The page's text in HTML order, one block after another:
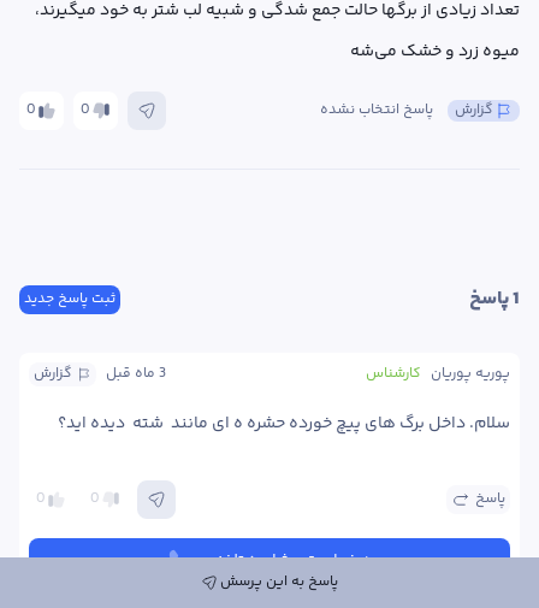
میوه زرد و خشک می‌شه
0 0 پاسخ انتخاب نشده گزارش
ثبت پاسخ جدید 1 پاسخ
گزارش 3 ماه قبل کارشناس پوریه پوریان
سلام. داخل برگ های پیچ خورده حشره ه ای مانند  شته  دیده اید؟
0 0 پاسخ
درخواست مشاوره تلفنی
پاسخ به این پرسش